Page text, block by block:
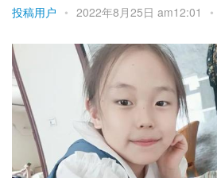
投稿用户 • 2022年8月25日 am12:01 •